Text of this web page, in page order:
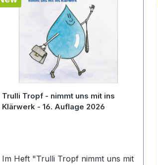
Trulli Tropf - nimmt uns mit ins
Klärwerk - 16. Auflage 2026
Im Heft "Trulli Tropf nimmt uns mit